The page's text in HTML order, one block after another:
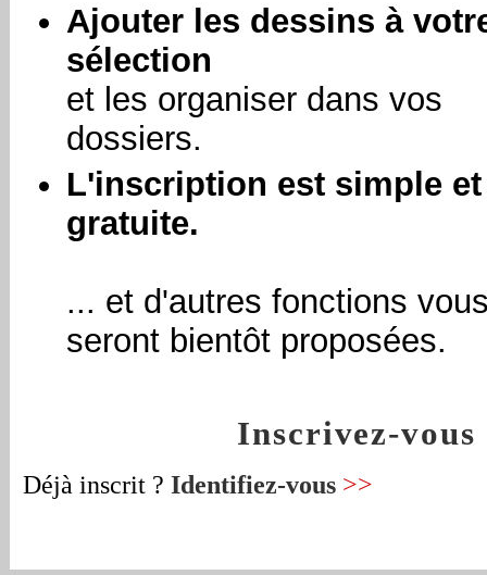
Ajouter les dessins à
sélection
et les organiser dans vos
dossiers.
L'inscription est simple et
gratuite.
... et d'autres fonctions
seront bientôt proposées.
Inscrivez-vous
Déjà inscrit ? Identifiez-vous >>